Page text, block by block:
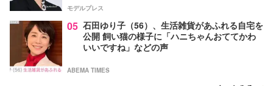
モデルプレス
05 石田ゆり子（56）、生活雑貨があふれる自宅を
公開 飼い猫の様子に「ハニちゃんおててかわ
いいですね」などの声
ABEMA TIMES